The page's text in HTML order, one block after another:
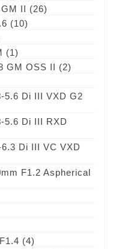
II (26)
(10)
(1)
GM OSS II (2)
5.6 Di III VXD G2
5.6 Di III RXD
Di III VC VXD
F1.2 Aspherical
(4)